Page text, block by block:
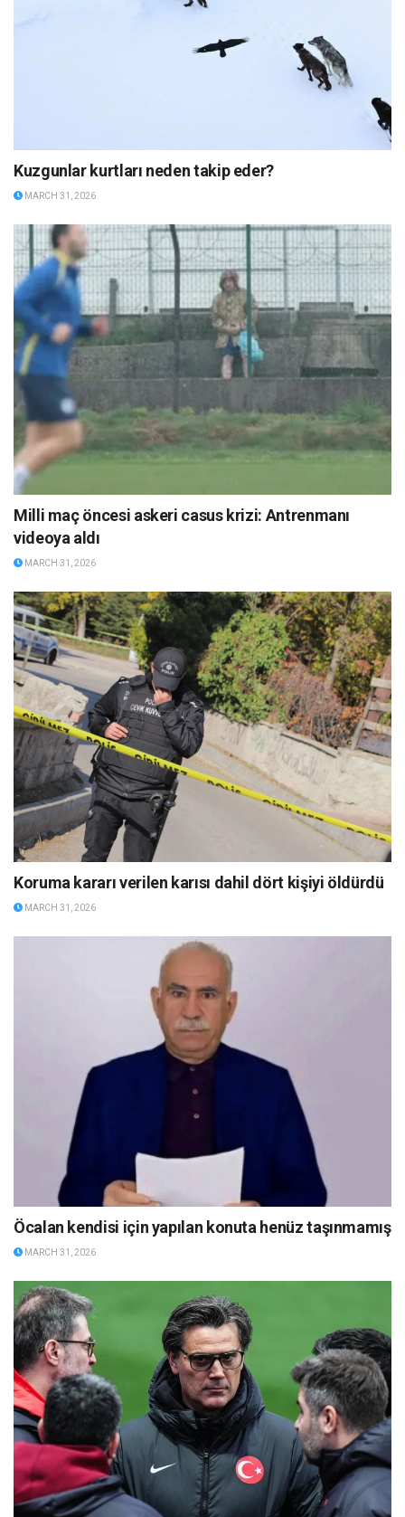
Kuzgunlar kurtları neden takip eder?
MARCH 31, 2026
Milli maç öncesi askeri casus krizi: Antrenmanı
videoya aldı
MARCH 31, 2026
Koruma kararı verilen karısı dahil dört kişiyi öldürdü
MARCH 31, 2026
Öcalan kendisi için yapılan konuta henüz taşınmamış
MARCH 31, 2026